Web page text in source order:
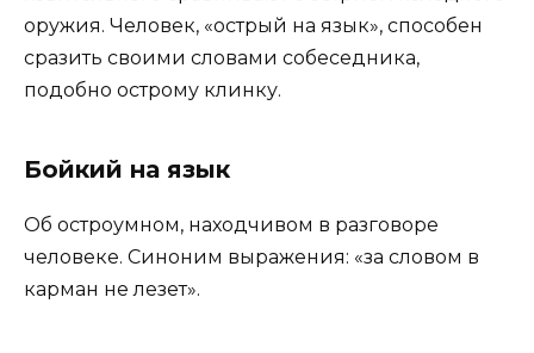
оружия. Человек, «острый на язык», способен
сразить своими словами собеседника,
подобно острому клинку.
Бойкий на язык
Об остроумном, находчивом в разговоре
человеке. Синоним выражения: «за словом в
карман не лезет».